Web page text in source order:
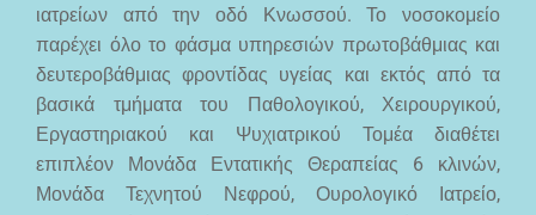
ιατρείων από την οδό Κνωσσού. Το νοσοκομείο
παρέχει όλο το φάσμα υπηρεσιών πρωτοβάθμιας και
δευτεροβάθμιας φροντίδας υγείας και εκτός από τα
βασικά τμήματα του Παθολογικού, Χειρουργικού,
Εργαστηριακού και Ψυχιατρικού Τομέα διαθέτει
επιπλέον Μονάδα Εντατικής Θεραπείας 6 κλινών,
Μονάδα Τεχνητού Νεφρού, Ουρολογικό Ιατρείο,